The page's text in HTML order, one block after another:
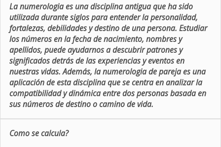
La numerologia es una disciplina antigua que ha sido
utilizada durante siglos para entender la personalidad,
fortalezas, debilidades y destino de una persona. Estudiar
los números en la fecha de nacimiento, nombres y
apellidos, puede ayudarnos a descubrir patrones y
significados detrás de las experiencias y eventos en
nuestras vidas. Además, la numerologia de pareja es una
aplicación de esta disciplina que se centra en analizar la
compatibilidad y dinámica entre dos personas basada en
sus números de destino o camino de vida.
Como se calcula?